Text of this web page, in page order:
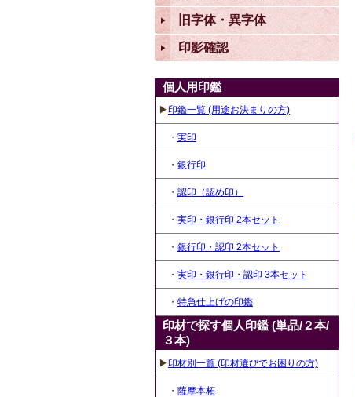
旧字体・異字体
印影確認
個人用印鑑
▶印鑑一覧 (用途お決まりの方)
・ 実印
・ 銀行印
・ 認印（認め印）
・ 実印・銀行印 2本セット
・ 銀行印・認印 2本セット
・ 実印・銀行印・認印 3本セット
・ 特急仕上げの印鑑
印材で探す個人印鑑 (単品/２本/
３本)
▶印材別一覧 (印材選びでお困りの方)
・ 薩摩本柘